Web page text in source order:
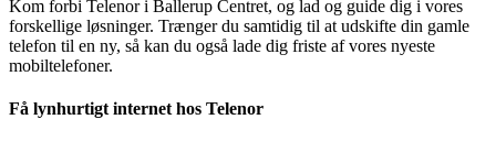
Kom forbi Telenor i Ballerup Centret, og lad og guide dig i vores
forskellige løsninger. Trænger du samtidig til at udskifte din gamle
telefon til en ny, så kan du også lade dig friste af vores nyeste
mobiltelefoner.
Få lynhurtigt internet hos Telenor